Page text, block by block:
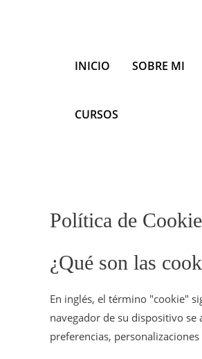
INICIO SOBRE MI
CURSOS
Política de
¿Qué son las
En inglés, el término "cookie"
navegador de su dispositivo
preferencias,